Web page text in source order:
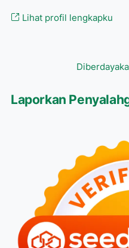
Lihat profil lengkapku
Laporkan